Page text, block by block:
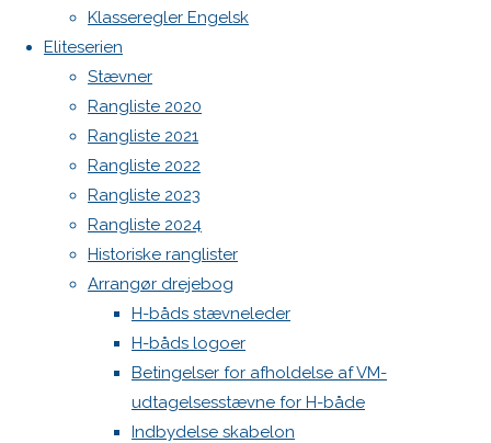
Klasseregler Engelsk
Eliteserien
Stævner
Rangliste 2020
Rangliste 2021
Rangliste 2022
Rangliste 2023
Rangliste 2024
Historiske ranglister
Arrangør drejebog
H-båds stævneleder
H-båds logoer
Betingelser for afholdelse af VM-
udtagelsesstævne for H-både
Indbydelse skabelon
Previous
image
Next
image
Skriv
et
svar
Din e-
WordPress.org